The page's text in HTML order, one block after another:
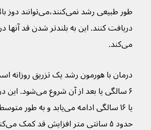
طور طبیعی رشد
دریافت کنند. این به بلندتر شدن قد
می‌کند.
یا ۱۶ سالگی ادامه می‌یابد و
حدود ۵ سانتی متر افزایش قد کمک می‌کند.